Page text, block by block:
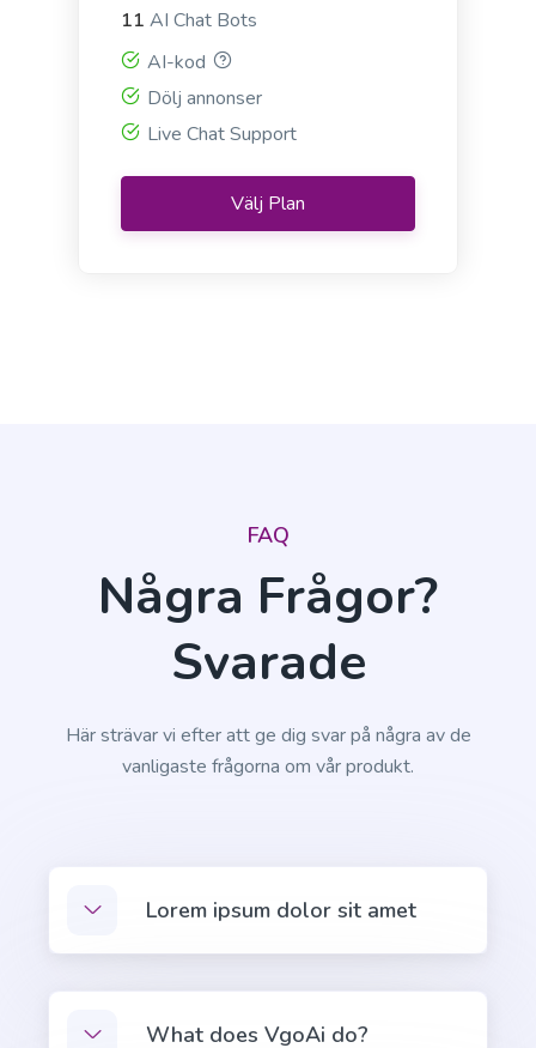
prospects that get better results.
Email Subject Lines
Company Bios
connect with your target audience.
Company Mission
Proffs
11 AI Chat Bots
AI-kod
Dölj annonser
Live Chat Support
Välj Plan
FAQ
Några Frågor?
Svarade
Här strävar vi efter att ge dig svar på några av de
vanligaste frågorna om vår produkt.
Lorem ipsum dolor sit amet
What does VgoAi do?